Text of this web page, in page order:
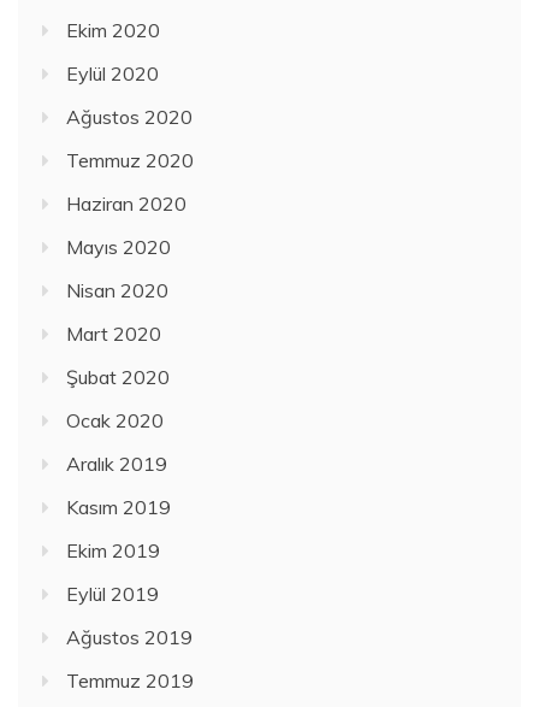
Ekim 2020
Eylül 2020
Ağustos 2020
Temmuz 2020
Haziran 2020
Mayıs 2020
Nisan 2020
Mart 2020
Şubat 2020
Ocak 2020
Aralık 2019
Kasım 2019
Ekim 2019
Eylül 2019
Ağustos 2019
Temmuz 2019